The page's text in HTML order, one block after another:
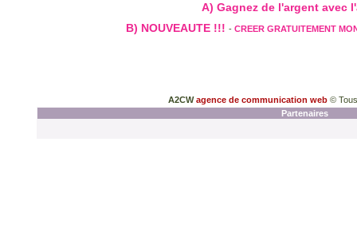
A) Gagnez de l'argent avec
B) NOUVEAUTE !!! - CREER GRATUITEMENT
A2CWagence de communication web ©
Partenaires